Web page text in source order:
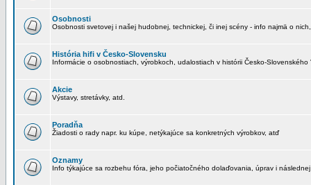
Osobnosti
Osobnosti svetovej i našej hudobnej, technickej, či inej scény - info najmä o
História hifi v Česko-Slovensku
Informácie o osobnostiach, výrobkoch, udalostiach v histórii Česko-Slovenského
Akcie
Výstavy, stretávky, atd.
Poradňa
Žiadosti o rady napr. ku kúpe, netýkajúce sa konkretných výrobkov, atď
Oznamy
Info týkajúce sa rozbehu fóra, jeho počiatočného dolaďovania, úprav i